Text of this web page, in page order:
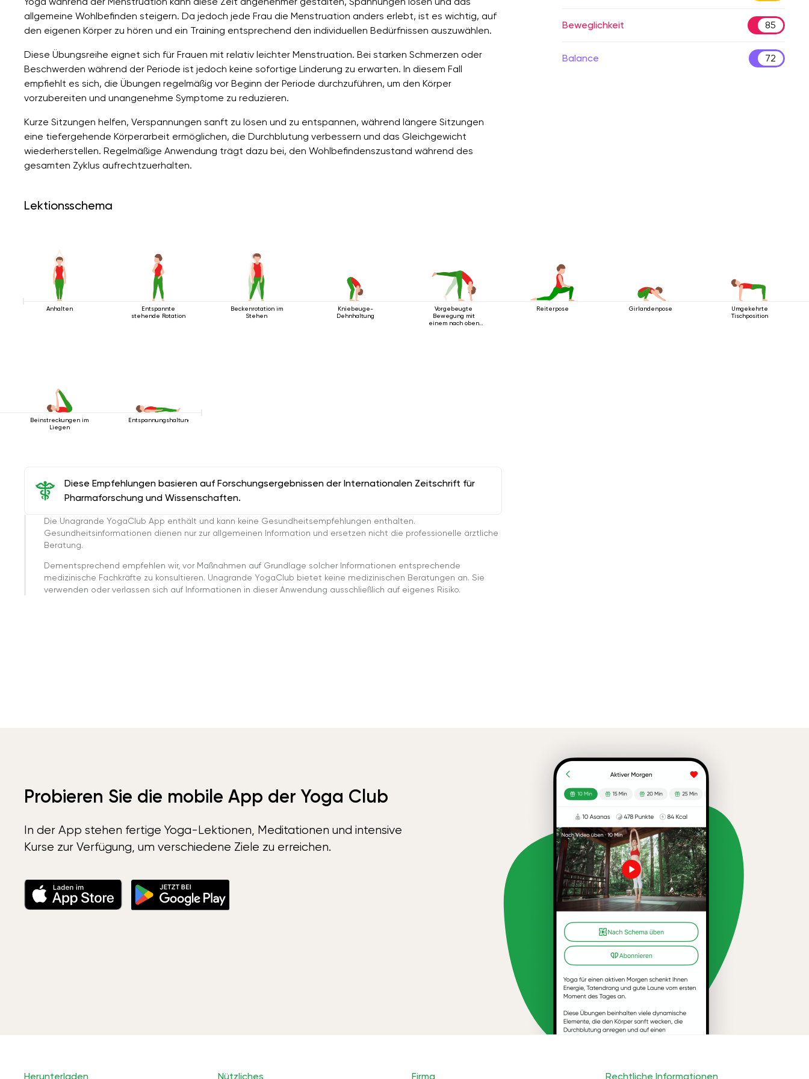
allgemeine Wohlbefinden steigern. Da jedoch jede Frau die Menstruation anders erlebt, ist es wichtig, auf
den eigenen Körper zu hören und ein Training entsprechend den individuellen Bedürfnissen auszuwählen.
Diese Übungsreihe eignet sich für Frauen mit relativ leichter Menstruation. Bei starken Schmerzen oder
Beschwerden während der Periode ist jedoch keine sofortige Linderung zu erwarten. In diesem Fall
empfiehlt es sich, die Übungen regelmäßig vor Beginn der Periode durchzuführen, um den Körper
vorzubereiten und unangenehme Symptome zu reduzieren.
Kurze Sitzungen helfen, Verspannungen sanft zu lösen und zu entspannen, während längere Sitzungen
eine tiefergehende Körperarbeit ermöglichen, die Durchblutung verbessern und das Gleichgewicht
wiederherstellen. Regelmäßige Anwendung trägt dazu bei, den Wohlbefindenszustand während des
gesamten Zyklus aufrechtzuerhalten.
Beweglichkeit 85
Balance 72
Lektionsschema
Anhalten
Entspannte
stehende Rotation
Beckenrotation im
Stehen
Kniebeuge-
Dehnhaltung
Vorgebeugte
Bewegung mit
einem nach oben
Reiterpose Girlandenpose
Umgekehrte
Tischposition
Beinstreckungen im
Liegen
Entspannungshaltung
Diese Empfehlungen basieren auf Forschungsergebnissen der Internationalen Zeitschrift für
Pharmaforschung und Wissenschaften.
Die Unagrande YogaClub App enthält und kann keine Gesundheitsempfehlungen enthalten.
Gesundheitsinformationen dienen nur zur allgemeinen Information und ersetzen nicht die professionelle ärztliche
Beratung.
Dementsprechend empfehlen wir, vor Maßnahmen auf Grundlage solcher Informationen entsprechende
medizinische Fachkräfte zu konsultieren. Unagrande YogaClub bietet keine medizinischen Beratungen an. Sie
verwenden oder verlassen sich auf Informationen in dieser Anwendung ausschließlich auf eigenes Risiko.
Probieren Sie die mobile App der Yoga Club
In der App stehen fertige Yoga-Lektionen, Meditationen und intensive
Kurse zur Verfügung, um verschiedene Ziele zu erreichen.
Herunterladen Nützliches Firma Rechtliche Informationen